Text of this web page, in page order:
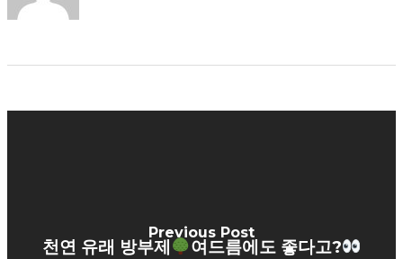
Previous Post
천연 유래 방부제 여드름에도 좋다고?